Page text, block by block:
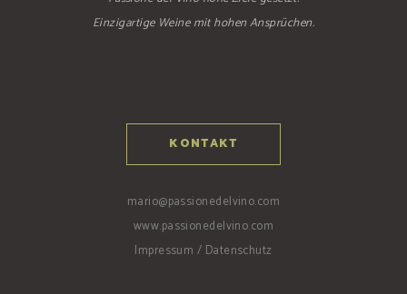
Einzigartige Weine mit hohen Ansprüchen.
KONTAKT
mario@passionedelvino.com
www.passionedelvino.com
Impressum / Datenschutz